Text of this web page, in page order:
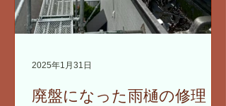
廃盤になった雨樋の修理
2025年1月31日